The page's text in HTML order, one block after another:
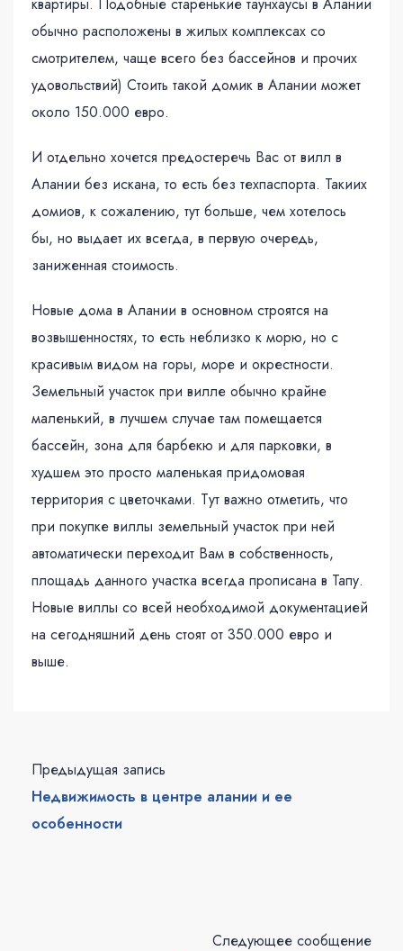
обычно расположены в жилых комплексах со
смотрителем, чаще всего без бассейнов и прочих
удовольствий) Стоить такой домик в Алании может
около 150.000 евро.
И отдельно хочется предостеречь Вас от вилл в
Алании без искана, то есть без техпаспорта. Такиих
домиов, к сожалению, тут больше, чем хотелось
бы, но выдает их всегда, в первую очередь,
заниженная стоимость.
Новые дома в Алании в основном строятся на
возвышенностях, то есть неблизко к морю, но с
красивым видом на горы, море и окрестности.
Земельный участок при вилле обычно крайне
маленький, в лучшем случае там помещается
бассейн, зона для барбекю и для парковки, в
худшем это просто маленькая придомовая
территория с цветочками. Тут важно отметить, что
при покупке виллы земельный участок при ней
автоматически переходит Вам в собственность,
площадь данного участка всегда прописана в Тапу.
Новые виллы со всей необходимой документацией
на сегодняшний день стоят от 350.000 евро и
выше.
Предыдущая запись
Недвижимость в центре алании и ее
особенности
Следующее сообщение